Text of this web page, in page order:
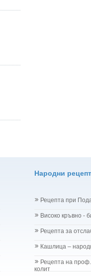
Народни
Рецепта при
Високо кръвно -
Рецепта за
Кашлица –
Рецепта на
колит